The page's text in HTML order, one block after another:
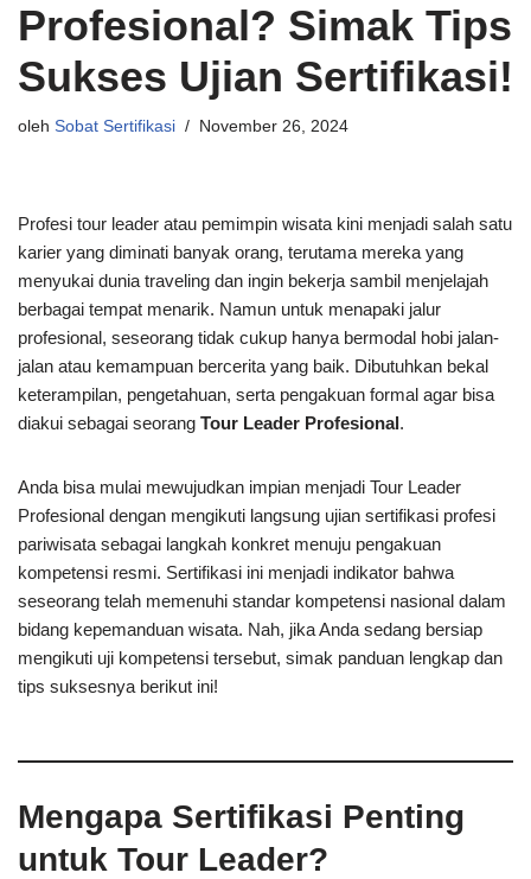
Profesional? Simak Tips
Sukses Ujian Sertifikasi!
oleh Sobat Sertifikasi November 26, 2024
Profesi tour leader atau pemimpin wisata kini menjadi salah satu
karier yang diminati banyak orang, terutama mereka yang
menyukai dunia traveling dan ingin bekerja sambil menjelajah
berbagai tempat menarik. Namun untuk menapaki jalur
profesional, seseorang tidak cukup hanya bermodal hobi jalan-
jalan atau kemampuan bercerita yang baik. Dibutuhkan bekal
keterampilan, pengetahuan, serta pengakuan formal agar bisa
diakui sebagai seorang Tour Leader Profesional.
Anda bisa mulai mewujudkan impian menjadi Tour Leader
Profesional dengan mengikuti langsung ujian sertifikasi profesi
pariwisata sebagai langkah konkret menuju pengakuan
kompetensi resmi. Sertifikasi ini menjadi indikator bahwa
seseorang telah memenuhi standar kompetensi nasional dalam
bidang kepemanduan wisata. Nah, jika Anda sedang bersiap
mengikuti uji kompetensi tersebut, simak panduan lengkap dan
tips suksesnya berikut ini!
Mengapa Sertifikasi Penting
untuk Tour Leader?